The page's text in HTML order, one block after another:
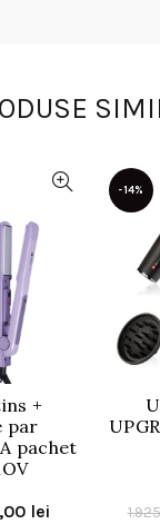
+
par
pachet
leiPrețul
-14%